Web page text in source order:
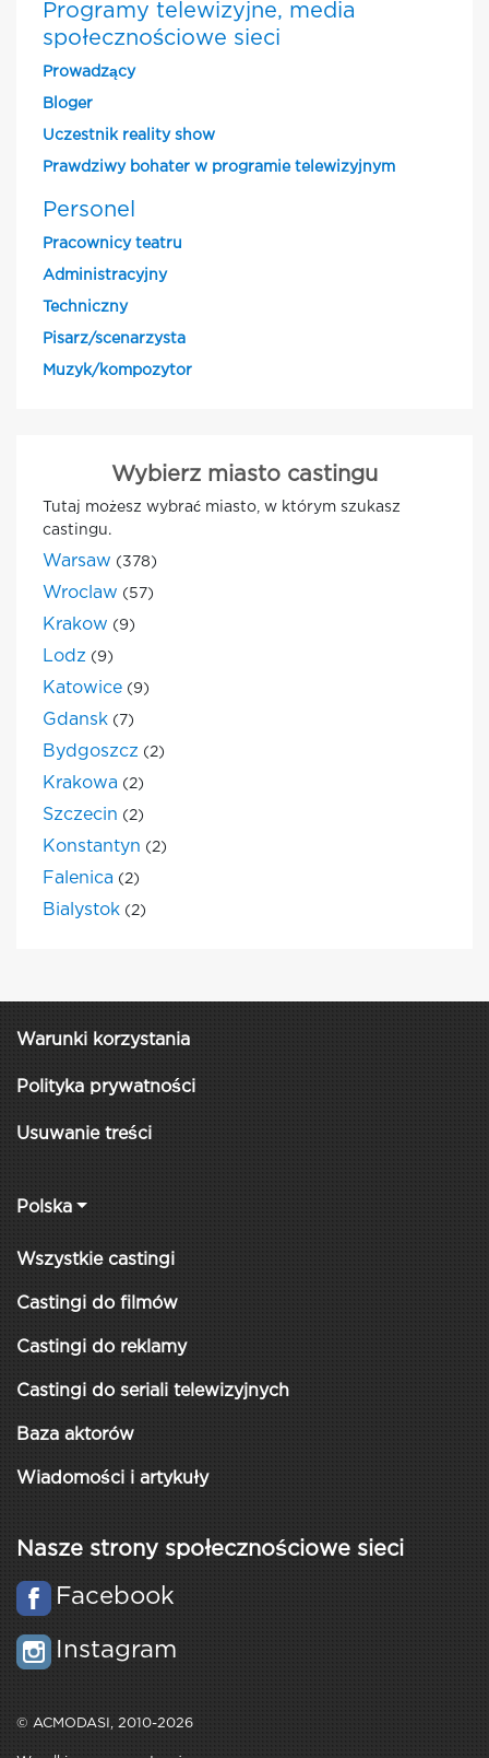
Programy telewizyjne, media
społecznościowe sieci
Prowadzący
Bloger
Uczestnik reality show
Prawdziwy bohater w programie telewizyjnym
Personel
Pracownicy teatru
Administracyjny
Techniczny
Pisarz/scenarzysta
Muzyk/kompozytor
Wybierz miasto castingu
Tutaj możesz wybrać miasto, w którym szukasz
castingu.
Warsaw (378)
Wroclaw (57)
Krakow (9)
Lodz (9)
Katowice (9)
Gdansk (7)
Bydgoszcz (2)
Krakowa (2)
Szczecin (2)
Konstantyn (2)
Falenica (2)
Bialystok (2)
Warunki korzystania
Polityka prywatności
Usuwanie treści
Polska
Wszystkie castingi
Castingi do filmów
Castingi do reklamy
Castingi do seriali telewizyjnych
Baza aktorów
Wiadomości i artykuły
Nasze strony społecznościowe sieci
Facebook
Instagram
© ACMODASI, 2010-2026